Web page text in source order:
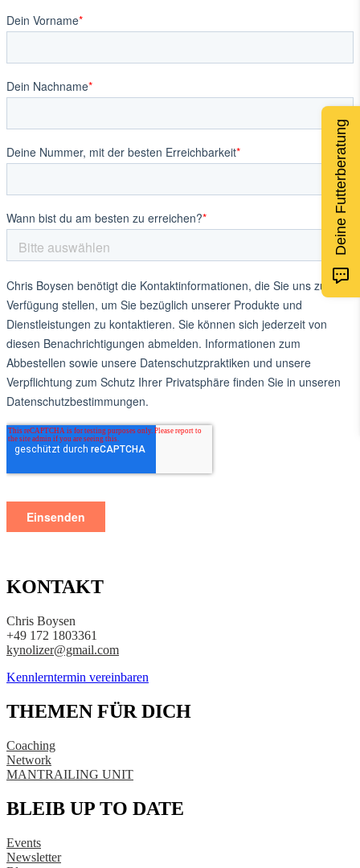
KONTAKT
Chris Boysen
+49 172 1803361
kynolizer@gmail.com
Kennlerntermin vereinbaren
THEMEN FÜR DICH
Coaching
Network
MANTRAILING UNIT
BLEIB UP TO DATE
Events
Newsletter
Deine Futterberatung